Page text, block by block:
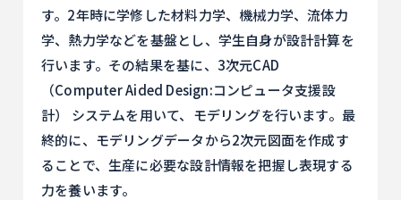
す。2年時に学修した材料力学、機械力学、流体力
学、熱力学などを基盤とし、学生自身が設計計算を
行います。その結果を基に、3次元CAD
（Computer Aided Design:コンピュータ支援設
計） システムを用いて、モデリングを行います。最
終的に、モデリングデータから2次元図面を作成す
ることで、生産に必要な設計情報を把握し表現する
力を養います。